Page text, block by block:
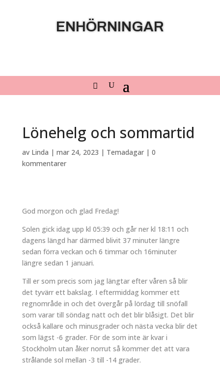
ENHÖRNINGAR
Lönehelg och sommartid
av Linda | mar 24, 2023 | Temadagar| 0
kommentarer
God morgon och glad Fredag!
Solen gick idag upp kl 05:39 och går ner kl 18:11 och
dagens längd har därmed blivit 37 minuter längre
sedan förra veckan och 6 timmar och 16minuter
längre sedan 1 januari.
Till er som precis som jag längtar efter våren så blir
det tyvärr ett bakslag. I eftermiddag kommer ett
regnområde in och det övergår på lördag till snöfall
som varar till söndag natt och det blir blåsigt. Det blir
också kallare och minusgrader och nästa vecka blir det
som lägst -6 grader. För de som inte är kvar i
Stockholm utan åker norrut så kommer det att vara
strålande sol mellan -3 till -14 grader.